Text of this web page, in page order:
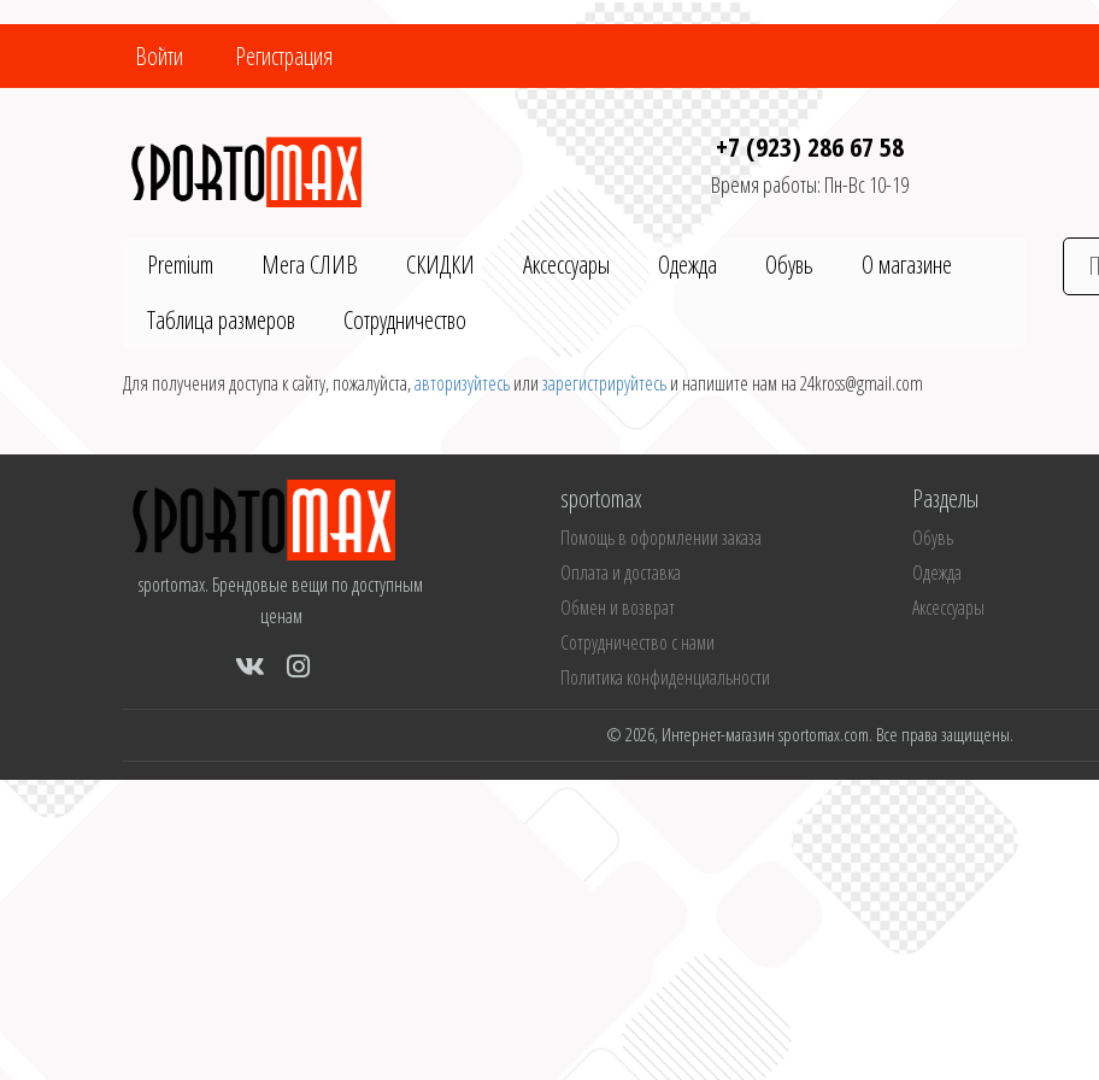
Войти Регистрация
+7 (923) 286 67 58
Время работы: Пн-Вс 10-19
Premium Мега СЛИВ СКИДКИ Аксессуары Одежда Обувь
О магазине
Таблица размеров
Сотрудничество
Для получения доступа к сайту, пожалуйста,авторизуйтесьилизарегистрируйтесьи напишите нам на 24kross@gmail.com
sportomax. Брендовые вещи по доступным
ценам
sportomax
Помощь в оформлении заказа
Оплата и доставка
Обмен и возврат
Сотрудничество с нами
Политика конфиденциальности
Разделы
Обувь
Одежда
Аксессуары
© 2026, Интернет-магазин sportomax.com. Все права защищены.